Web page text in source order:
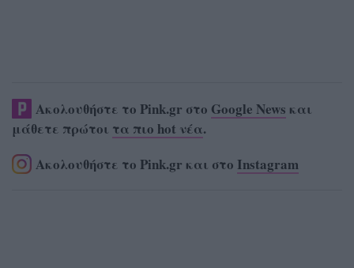
Ακολουθήστε το Pink.gr στο Google News και
μάθετε πρώτοι τα πιο hot νέα.
Ακολουθήστε το Pink.gr και στο Instagram